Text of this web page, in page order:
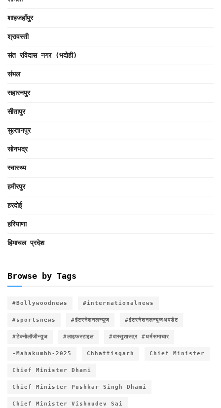
शाहजहाँपुर
श्रावस्ती
संत रविदास नगर (भदोही)
संभल
सहारनपुर
सीतापुर
सुल्तानपुर
सोनभद्र
स्वास्थ्य
हमीरपुर
हरदोई
हरियाणा
हिमाचल प्रदेश
Browse by Tags
#Bollywoodnews #internationalnews
#sportsnews #इंटरनेशनलन्यूज #इंटरनेशनलन्यूजअपडेट
#टेक्नोलॉजीन्यूज #लाइफस्टाइल #वास्तुशास्त्र #धर्मसमाचार
-Mahakumbh-2025 Chhattisgarh Chief Minister
Chief Minister Dhami
Chief Minister Pushkar Singh Dhami
Chief Minister Vishnudev Sai